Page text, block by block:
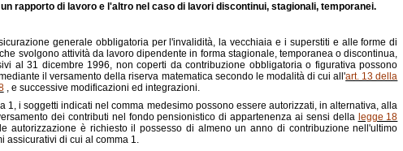
rapporto di lavoro e l'altro nel caso di lavori discontinui, stagionali, temporanei.
generale obbligatoria per l'invalidità, la vecchiaia e i superstiti e alle forme di
svolgono attività da lavoro dipendente in forma stagionale, temporanea o discontinua,
al 31 dicembre 1996, non coperti da contribuzione obbligatoria o figurativa possono
il versamento della riserva matematica secondo le modalità di cui all'art. 13 della
, e successive modificazioni ed integrazioni.
1, i soggetti indicati nel comma medesimo possono essere autorizzati, in alternativa, alla
dei contributi nel fondo pensionistico di appartenenza ai sensi della legge 18
autorizzazione è richiesto il possesso di almeno un anno di contribuzione nell'ultimo
assicurativi di cui al comma 1.